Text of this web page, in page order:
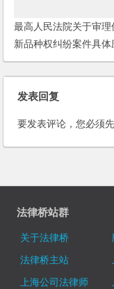
最高人民法院关于审理
新品种权纠纷案件具体
问题的若干规定
发表回复
要发表评论，您必须
法律桥站群
关于法律桥
法律桥主站
上海公司法律师